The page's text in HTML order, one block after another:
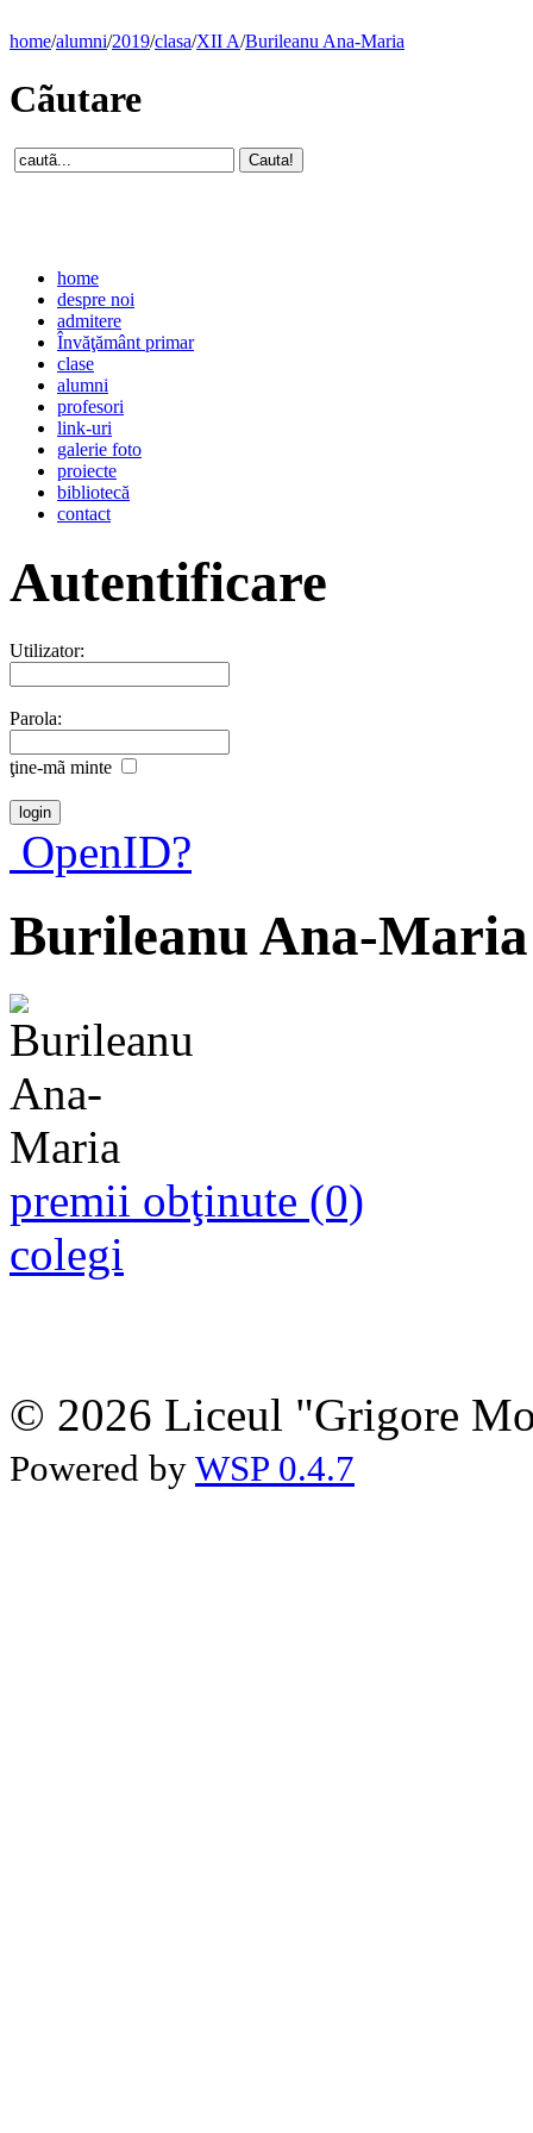
home/alumni/2019/clasa/XII A/Burileanu Ana-Maria
Cãutare
home
despre noi
admitere
Învăţământ primar
clase
alumni
profesori
link-uri
galerie foto
proiecte
bibliotecă
contact
Autentificare
Utilizator:
Parola:
ţine-mã minte
OpenID?
Burileanu Ana-Maria
premii obţinute (0)
colegi
© 2026 Liceul "Grigore
Powered by WSP 0.4.7